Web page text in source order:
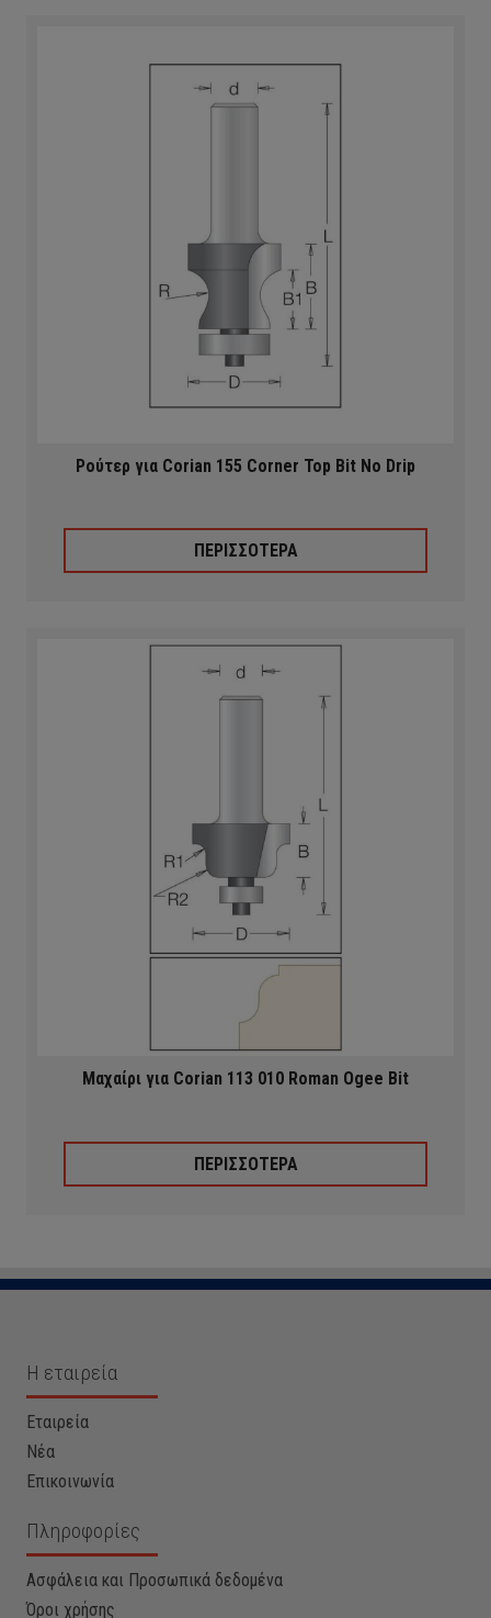
Ρούτερ για Corian 155 Corner Top Bit No Drip
ΠΕΡΙΣΣΟΤΕΡΑ
Μαχαίρι για Corian 113 010 Roman Ogee Bit
ΠΕΡΙΣΣΟΤΕΡΑ
Η εταιρεία
Εταιρεία
Νέα
Επικοινωνία
Πληροφορίες
Ασφάλεια και Προσωπικά δεδομένα
Όροι χρήσης